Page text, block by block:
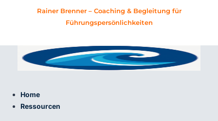
Rainer Brenner – Coaching & Begleitung für
Führungspersönlichkeiten
Home
Ressourcen